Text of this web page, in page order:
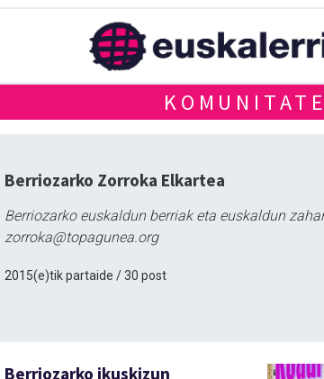
Berriozarko Zorroka Elkartea
Berriozarko euskaldun berriak eta euskaldun
zorroka@topagunea.org
2015(e)tik partaide / 30 post
Berriozarko ikuskizun